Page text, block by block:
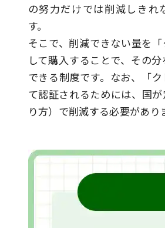
の努力だけでは削減しきれ
す。
そこで、削減できない量を
して購入することで、その
できる制度です。なお、「
て認証されるためには、国
り方）で削減する必要があり